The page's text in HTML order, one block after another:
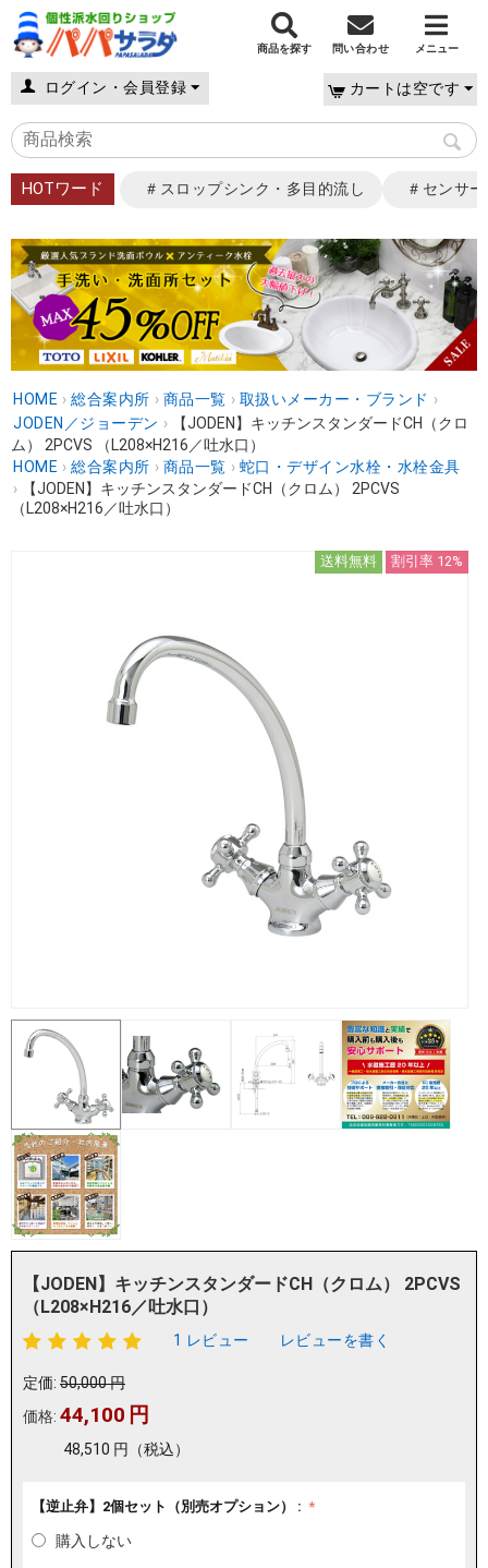
商品を探す 問い合わせ メニュー
ログイン・会員登録 カートは空です
HOTワード ＃スロップシンク・多目的流し ＃センサ
HOME › 総合案内所 › 商品一覧 › 取扱いメーカー・ブランド ›
JODEN／ジョーデン ›
【JODEN】キッチンスタンダードCH（クロ
ム） 2PCVS （L208×H216／吐水口）
HOME › 総合案内所 › 商品一覧 › 蛇口・デザイン水栓・水栓金具
›
【JODEN】キッチンスタンダードCH（クロム） 2PCVS
（L208×H216／吐水口）
送料無料 割引率 12%
【JODEN】キッチンスタンダードCH（クロム） 2PCVS
（L208×H216／吐水口）
1 レビュー レビューを書く
定価: 50,000円
価格: 44,100 円
48,510 円 （税込）
【逆止弁】2個セット（別売オプション） :
購入しない